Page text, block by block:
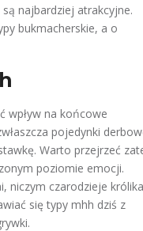
najbardziej atrakcyjne.
bukmacherskie, a o
wpływ na końcowe
pojedynki
Warto przejrzeć
poziomie emocji.
niczym czarodzieje
się typy mhh dziś z